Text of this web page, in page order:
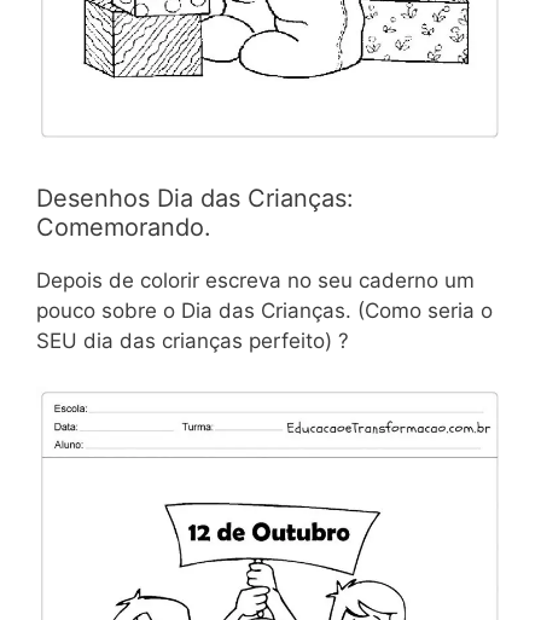
Desenhos Dia das Crianças:
Comemorando.
Depois de colorir escreva no seu caderno um
pouco sobre o Dia das Crianças. (Como seria o
SEU dia das crianças perfeito) ?